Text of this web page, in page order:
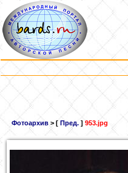
Фотоархив > [ Пред. ] 953.jpg